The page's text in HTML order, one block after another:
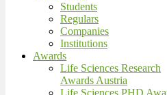
Students
Regulars
Companies
Institutions
Awards
Life Sciences Research
Awards Austria
Life Sciences PHD